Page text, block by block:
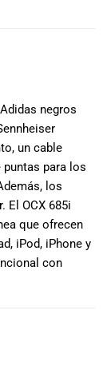
negros
un cable
para los
los
El OCX 685i
que ofrecen
iPod, iPhone y
con